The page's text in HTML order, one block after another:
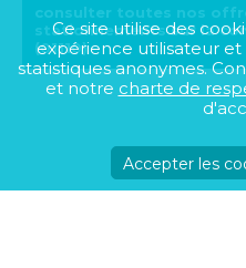
consulter toutes nos
stationnements sur la
(01110)
Ce site utilise des
expérience utilisateur
statistiques anonymes.
et notre charte de
Accepter les